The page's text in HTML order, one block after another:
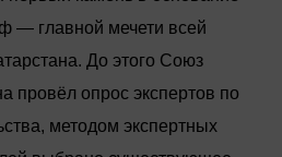
— главной мечети всей
До этого Союз
провёл опрос экспертов по
методом экспертных